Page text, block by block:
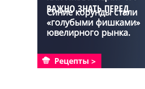
ВАЖНО ЗНАТЬ ПЕРЕД
ПОКУПКОЙ
Синие корунды стали
«голубыми фишками»
ювелирного рынка.
Рецепты